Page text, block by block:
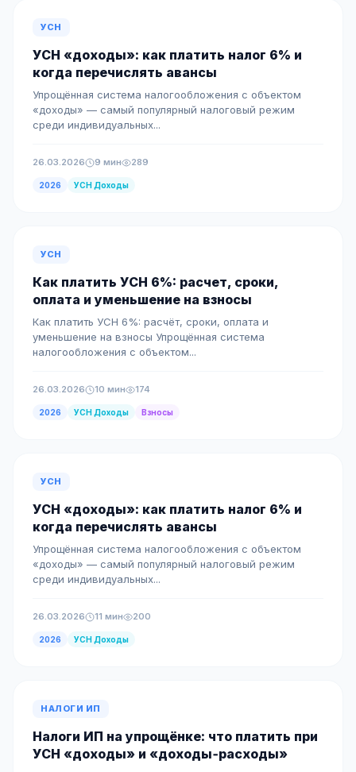
УСН
УСН «доходы»: как платить налог 6% и
когда перечислять авансы
Упрощённая система налогообложения с объектом
«доходы» — самый популярный налоговый режим
среди индивидуальных...
26.03.2026 9 мин 289
2026 УСН Доходы
УСН
Как платить УСН 6%: расчет, сроки,
оплата и уменьшение на взносы
Как платить УСН 6%: расчёт, сроки, оплата и
уменьшение на взносы Упрощённая система
налогообложения с объектом...
26.03.2026 10 мин 174
2026 УСН Доходы Взносы
УСН
УСН «доходы»: как платить налог 6% и
когда перечислять авансы
Упрощённая система налогообложения с объектом
«доходы» — самый популярный налоговый режим
среди индивидуальных...
26.03.2026 11 мин 200
2026 УСН Доходы
НАЛОГИ ИП
Налоги ИП на упрощёнке: что платить при
УСН «доходы» и «доходы‑расходы»